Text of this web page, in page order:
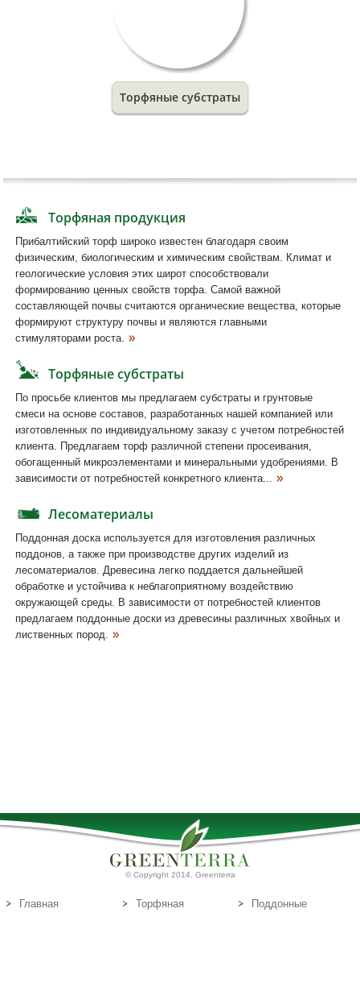
Торфяные субстраты
Торфяная продукция
Прибалтийский торф широко известен благодаря своим
физическим, биологическим и химическим свойствам. Климат и
геологические условия этих широт способствовали
формированию ценных свойств торфа. Самой важной
составляющей почвы считаются органические вещества, которые
формируют структуру почвы и являются главными
стимуляторами роста.
Торфяные субстраты
По просьбе клиентов мы предлагаем субстраты и грунтовые
смеси на основе составов, разработанных нашей компанией или
изготовленных по индивидуальному заказу с учетом потребностей
клиента. Предлагаем торф различной степени просеивания,
обогащенный микроэлементами и минеральными удобрениями. В
зависимости от потребностей конкретного клиента...
Лесоматериалы
Поддонная доска используется для изготовления различных
поддонов, а также при производстве других изделий из
лесоматериалов. Древесина легко поддается дальнейшей
обработке и устойчива к неблагоприятному воздействию
окружающей среды. В зависимости от потребностей клиентов
предлагаем поддонные доски из древесины различных хвойных и
лиственных пород.
© Copyright 2014. Greenterra
Главная
Торфяная
Поддонные